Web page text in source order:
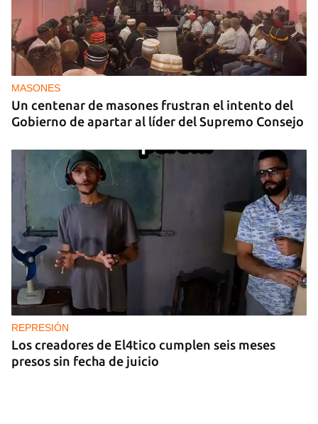
MASONES
Un centenar de masones frustran el intento del
Gobierno de apartar al líder del Supremo Consejo
REPRESIÓN
Los creadores de El4tico cumplen seis meses
presos sin fecha de juicio